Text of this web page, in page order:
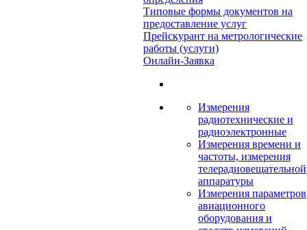
Типовые формы документов на
предоставление услуг
Прейскурант на метрологические
работы (услуги)
Онлайн-Заявка
Измерения
радиотехнические и
радиоэлектронные
Измерения времени и
частоты, измерения
телерадиовещательной
аппаратуры
Измерения параметров
авиационного
оборудования и